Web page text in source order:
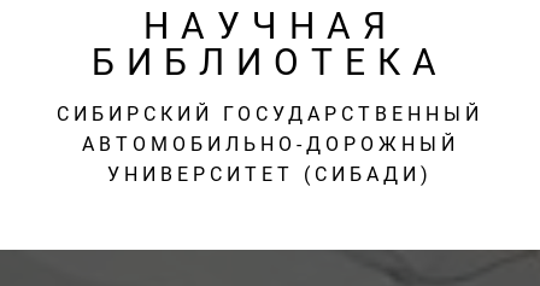
НАУЧНАЯ
БИБЛИОТЕКА
СИБИРСКИЙ ГОСУДАРСТВЕННЫЙ
АВТОМОБИЛЬНО-ДОРОЖНЫЙ
УНИВЕРСИТЕТ (СИБАДИ)